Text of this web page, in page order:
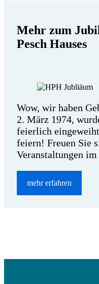
Mehr zum
Pesch Hauses
Wow, wir haben
2. März 1974,
feierlich
feiern! Freuen Sie
Veranstaltungen
mehr erfahren